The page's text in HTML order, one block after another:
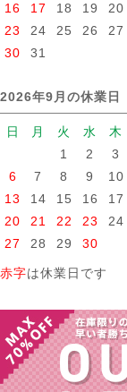
16 17 18 19 20
23
24 25 26 27
30
31
2026年9月の休業日
日 月 火 水 木
1
2 3
6
7 8 9 10
13
14 15 16 17
20
21 22 23 24
27
28 29 30
赤字は休業日です